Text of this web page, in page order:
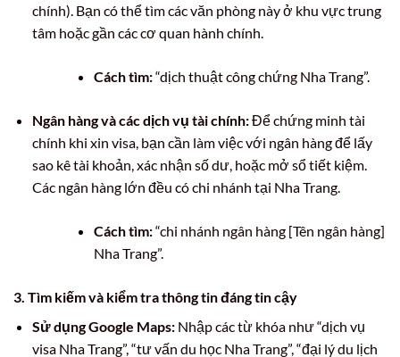
chính). Bạn có thể tìm các văn phòng này ở khu vực trung
tâm hoặc gần các cơ quan hành chính.
Cách tìm:“dịch thuật công chứng Nha Trang”.
Ngân hàng và các dịch vụ tài chính:Để chứng minh tài
chính khi xin visa, bạn cần làm việc với ngân hàng để lấy
sao kê tài khoản, xác nhận số dư, hoặc mở sổ tiết kiệm.
Các ngân hàng lớn đều có chi nhánh tại Nha Trang.
Cách tìm:“chi nhánh ngân hàng [Tên ngân hàng]
Nha Trang”.
3. Tìm kiếm và kiểm tra thông tin đáng tin cậy
Sử dụng Google Maps:Nhập các từ khóa như “dịch vụ
visa Nha Trang”, “tư vấn du học Nha Trang”, “đại lý du lịch